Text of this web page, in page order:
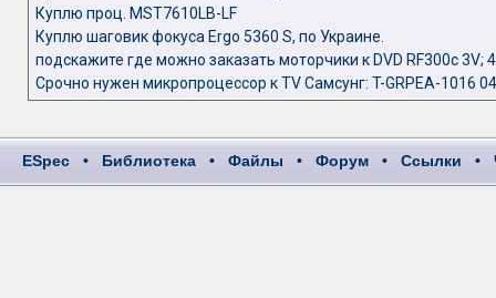
Куплю проц. MST7610LB-LF
Куплю шаговик фокуса Ergo 5360 S, по Украине.
подскажите где можно заказать моторчики к DVD RF300c 3V;
Срочно нужен микропроцессор к TV Самсунг: T-GRPEA-1016
ESpec • Библиотека • Файлы • Форум • Ссылки •